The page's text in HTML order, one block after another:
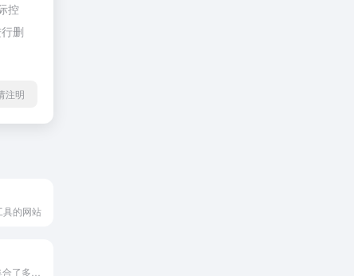
控
删
注明
具的网站